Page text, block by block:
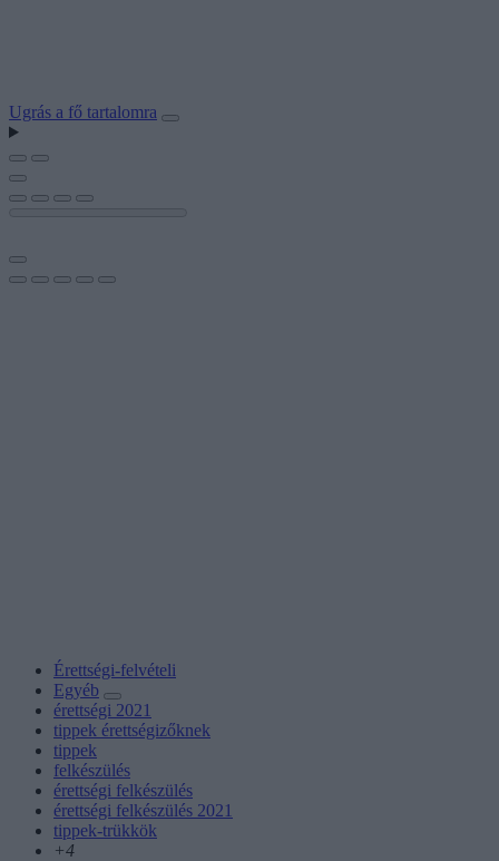
Ugrás a fő tartalomra
Érettségi-felvételi
Egyéb
érettségi 2021
tippek érettségizőknek
tippek
felkészülés
érettségi felkészülés
érettségi felkészülés 2021
tippek-trükkök
+4